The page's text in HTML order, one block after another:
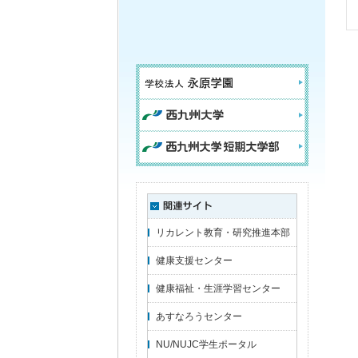
リカレント教育・研究推進本部
健康支援センター
健康福祉・生涯学習センター
あすなろうセンター
NU/NUJC学生ポータル